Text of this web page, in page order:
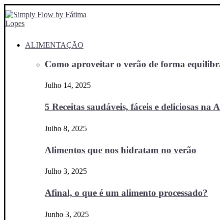
ALIMENTAÇÃO
Como aproveitar o verão de forma
Julho 14, 2025
5 Receitas saudáveis, fáceis e deliciosas na
Julho 8, 2025
Alimentos que nos hidratam no verão
Julho 3, 2025
Afinal, o que é um alimento processado?
Junho 3, 2025